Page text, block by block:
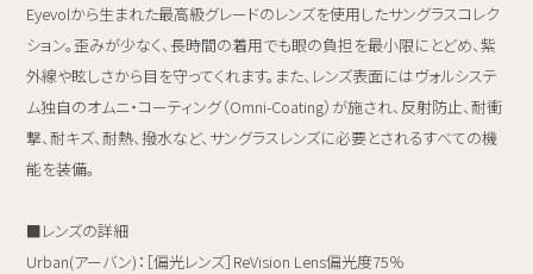
Eyevolから生まれた最高級グレードのレンズを使用したサングラスコレク
ション。歪みが少なく、長時間の着用でも眼の負担を最小限にとどめ、紫
外線や眩しさから目を守ってくれます。また、レンズ表面にはヴォルシステ
ム独自のオムニ・コーティング（Omni-Coating）が施され、反射防止、耐衝
撃、耐キズ、耐熱、撥水など、サングラスレンズに必要とされるすべての機
能を装備。
■レンズの詳細
Urban(アーバン)：［偏光レンズ］ReVision Lens偏光度75％